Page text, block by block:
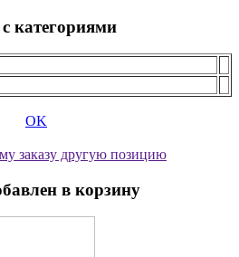
категориями
OK
заказу другую позицию
в корзину